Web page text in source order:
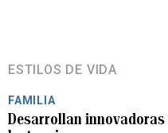
ESTILOS DE VIDA
FAMILIA
Desarrollan